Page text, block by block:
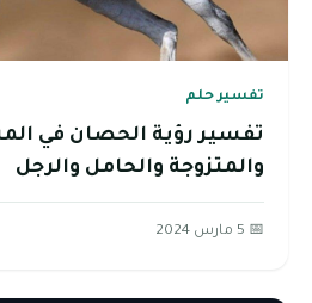
تفسير حلم
تفسير رؤية الحصان في
والمتزوجة والحامل والرجل
📅 5 مارس 2024